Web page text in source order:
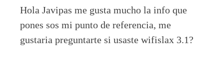
Hola Javipas me gusta mucho la info que
pones sos mi punto de referencia, me
gustaria preguntarte si usaste wifislax 3.1?